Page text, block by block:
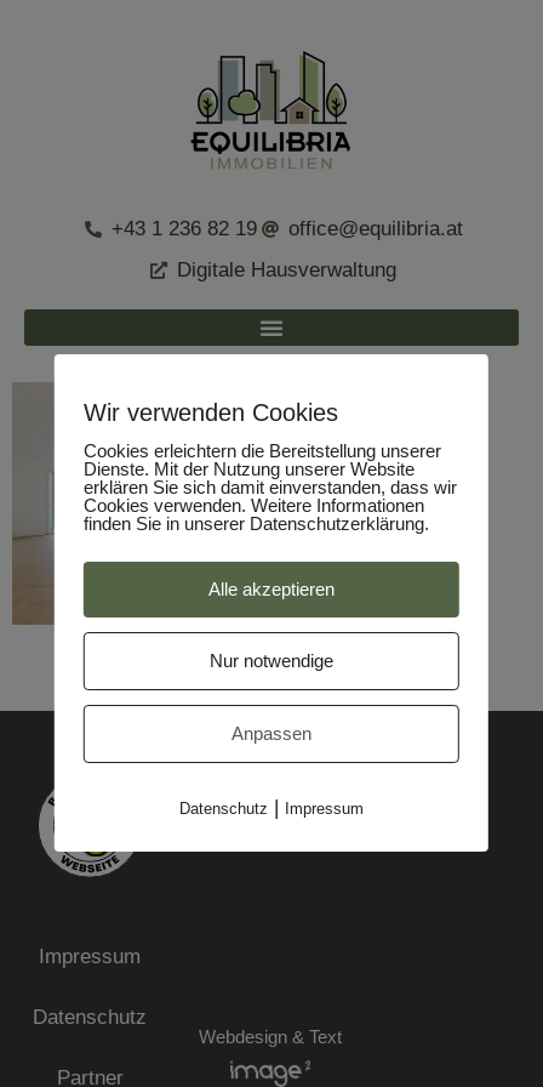
+43 1 236 82 19
office@equilibria.at
Digitale Hausverwaltung
Impressum
Datenschutz
Partner
Webdesign & Text
Wir verwenden Cookies
Cookies erleichtern die Bereitstellung unserer
Dienste. Mit der Nutzung unserer Website
erklären Sie sich damit einverstanden, dass wir
Cookies verwenden. Weitere Informationen
finden Sie in unserer Datenschutzerklärung.
Alle akzeptieren
Nur notwendige
Anpassen
Datenschutz | Impressum